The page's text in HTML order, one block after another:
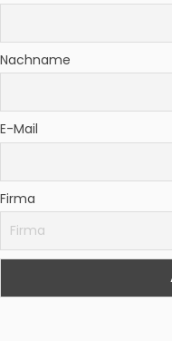
Nachname
E-Mail
Firma